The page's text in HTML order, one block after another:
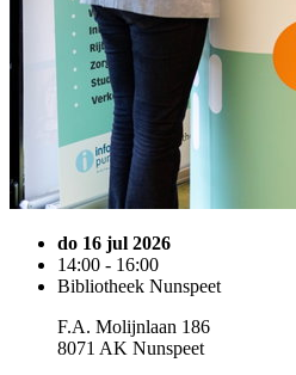
do 16 jul 2026
14:00 - 16:00
Bibliotheek Nunspeet
F.A. Molijnlaan 186
8071 AK Nunspeet